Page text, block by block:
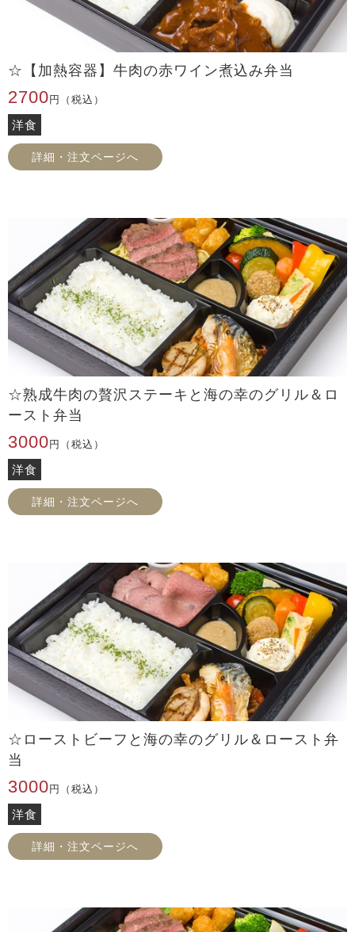
☆【加熱容器】牛肉の赤ワイン煮込み弁当
2700 円（税込）
洋食
詳細・注文ページへ
☆熟成牛肉の贅沢ステーキと海の幸のグリル＆ロ
ースト弁当
3000 円（税込）
洋食
詳細・注文ページへ
☆ローストビーフと海の幸のグリル＆ロースト弁
当
3000 円（税込）
洋食
詳細・注文ページへ